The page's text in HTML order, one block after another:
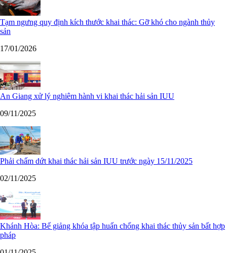
Tạm ngưng quy định kích thước khai thác: Gỡ khó cho ngành thủy
sản
17/01/2026
An Giang xử lý nghiêm hành vi khai thác hải sản IUU
09/11/2025
Phải chấm dứt khai thác hải sản IUU trước ngày 15/11/2025
02/11/2025
Khánh Hòa: Bế giảng khóa tập huấn chống khai thác thủy sản bất hợp
pháp